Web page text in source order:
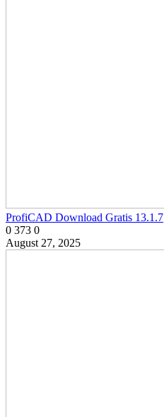
ProfiCAD Download Gratis 13.1.7
0 373 0
August 27, 2025